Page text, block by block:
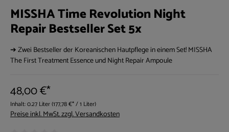
MISSHA Time Revolution Night
Repair Bestseller Set 5x
➔ Zwei Bestseller der Koreanischen Hautpflege in einem Set! MISSHA
The First Treatment Essence und Night Repair Ampoule
48,00 €*
Inhalt:0.27 Liter(177,78 €* / 1 Liter)
Preise inkl. MwSt. zzgl. Versandkosten